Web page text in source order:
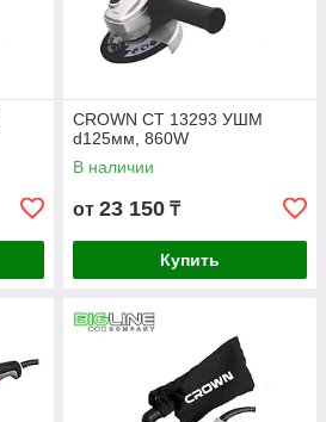
CROWN СТ 13293 УШМ
d125мм, 860W
В наличии
от 23 150 ₸
Купить